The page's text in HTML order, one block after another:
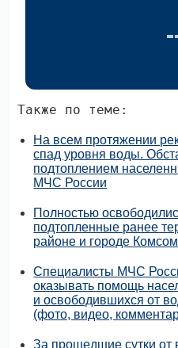
Также по теме:
На всем протяжении
спад уровня воды.
подтоплением
МЧС России
Полностью
подтопленные ранее
районе и городе
Специалисты МЧС
оказывать помощь
и освободившихся от
(фото, видео,
За прошедшие сутки от